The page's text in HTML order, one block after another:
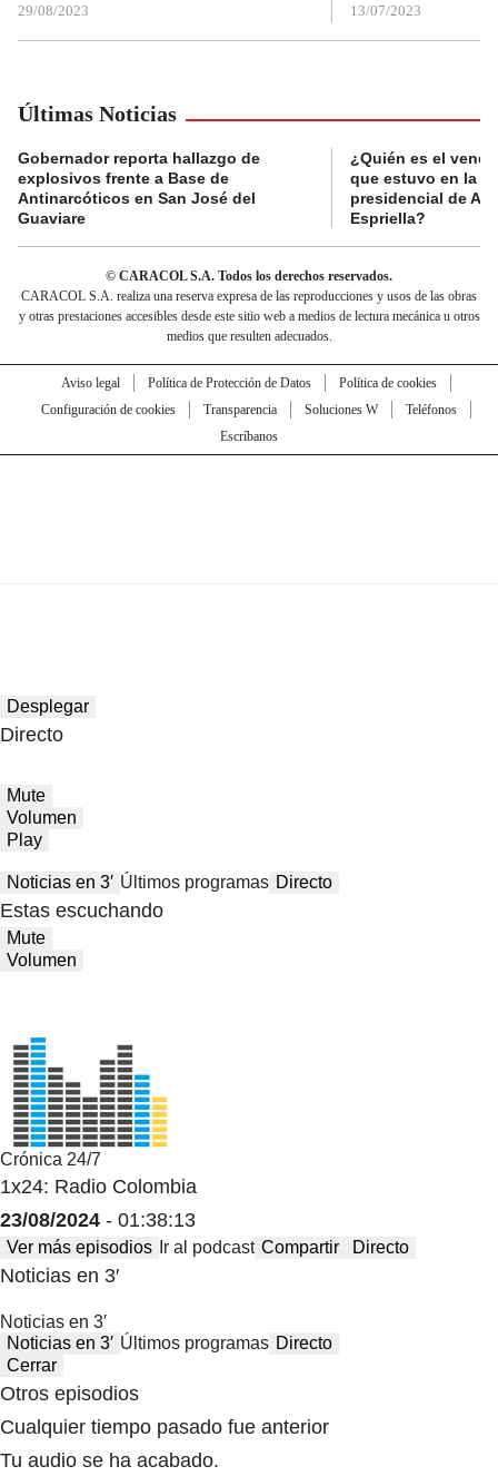
29/08/2023 13/07/2023
Últimas Noticias
Gobernador reporta hallazgo de
explosivos frente a Base de
Antinarcóticos en San José del
Guaviare
¿Quién es el
que estuvo en la
presidencial de
Espriella?
© CARACOL S.A. Todos los derechos reservados.
CARACOL S.A. realiza una reserva expresa de las reproducciones y usos de las obras
y otras prestaciones accesibles desde este sitio web a medios de lectura mecánica u otros
medios que resulten adecuados.
Aviso legal Política de Protección de Datos
Política de cookies
Configuración de cookies
Transparencia Soluciones W
Teléfonos
Escríbanos
Desplegar
Directo
Mute
Volumen
Play
Noticias en 3′ Últimos programas Directo
Estas escuchando
Mute
Volumen
Crónica 24/7
1x24: Radio Colombia
23/08/2024 - 01:38:13
Ver más episodios Ir al podcast Compartir Directo
Noticias en 3′
Noticias en 3′
Noticias en 3′ Últimos programas Directo
Cerrar
Otros episodios
Cualquier tiempo pasado fue anterior
Tu audio se ha acabado.